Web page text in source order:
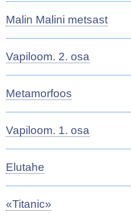
Malin Malini metsast
Vapiloom. 2. osa
Metamorfoos
Vapiloom. 1. osa
Elutahe
«Titanic»